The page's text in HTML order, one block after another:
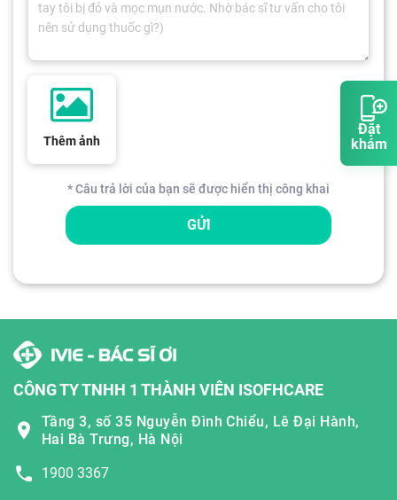
Đặt
khám
Thêm ảnh
* Câu trả lời của bạn sẽ được hiển thị công khai
GỬI
CÔNG TY TNHH 1 THÀNH VIÊN ISOFHCARE
Tầng 3, số 35 Nguyễn Đình Chiểu, Lê Đại Hành,
Hai Bà Trưng, Hà Nội
1900 3367